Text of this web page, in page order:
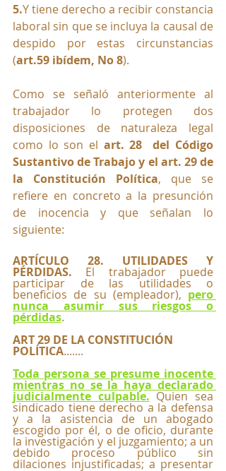
5.Y tiene derecho a recibir constancia
laboral sin que se incluya la causal de
despido por estas circunstancias
(art.59 ibídem, No 8).
Como se señaló anteriormente al
trabajador lo protegen dos
disposiciones de naturaleza legal
como lo son el art. 28  del Código
Sustantivo de Trabajo y el art. 29 de
la Constitución Política, que se
refiere en concreto a la presunción
de inocencia y que señalan lo
siguiente:
ARTÍCULO 28. UTILIDADES Y
PÉRDIDAS. El trabajador puede
participar de las utilidades o
beneficios de su (empleador), pero
nunca asumir sus riesgos o
pérdidas.
ART 29 DE LA CONSTITUCIÓN
POLÍTICA.......
Toda persona se presume inocente
mientras no se la haya declarado
judicialmente culpable. Quien sea
sindicado tiene derecho a la defensa
y a la asistencia de un abogado
escogido por él, o de oficio, durante
la investigación y el juzgamiento; a un
debido proceso público sin
dilaciones injustificadas; a presentar